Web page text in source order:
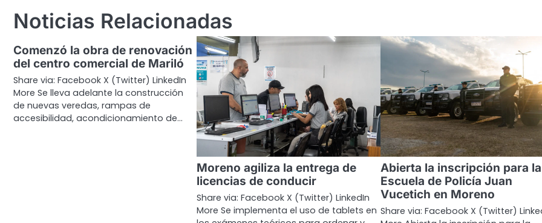
entradas
Noticias Relacionadas
Comenzó la obra de renovación
del centro comercial de Mariló
Share via: Facebook X (Twitter) LinkedIn
More Se lleva adelante la construcción
de nuevas veredas, rampas de
accesibilidad, acondicionamiento de…
Moreno agiliza la entrega de
licencias de conducir
Share via: Facebook X (Twitter) LinkedIn
More Se implementa el uso de tablets en
Abierta la inscripción para la
Escuela de Policía Juan
Vucetich en Moreno
Share via: Facebook X (Twitter)